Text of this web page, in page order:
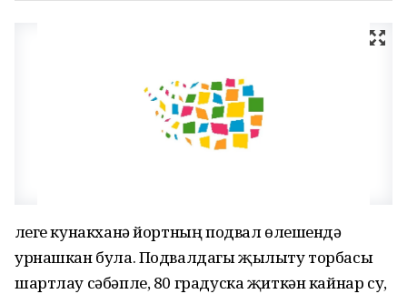
Әлеге кунакханә йортның подвал өлешендә
урнашкан була. Подвалдагы җылыту торбасы
шартлау сәбәпле, 80 градуска җиткән кайнар су,